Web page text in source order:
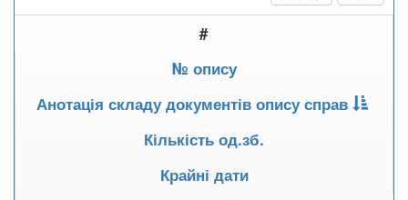
#
№ опису
Анотація складу документів опису справ
Кількість од.зб.
Крайні дати